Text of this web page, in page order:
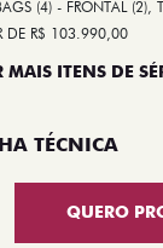
(4) - FRONTAL (2),
DE R$ 103.990,00
MAIS ITENS DE
TÉCNICA
QUERO